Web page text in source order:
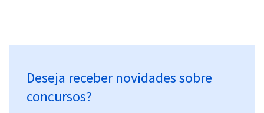
Deseja receber novidades sobre
concursos?